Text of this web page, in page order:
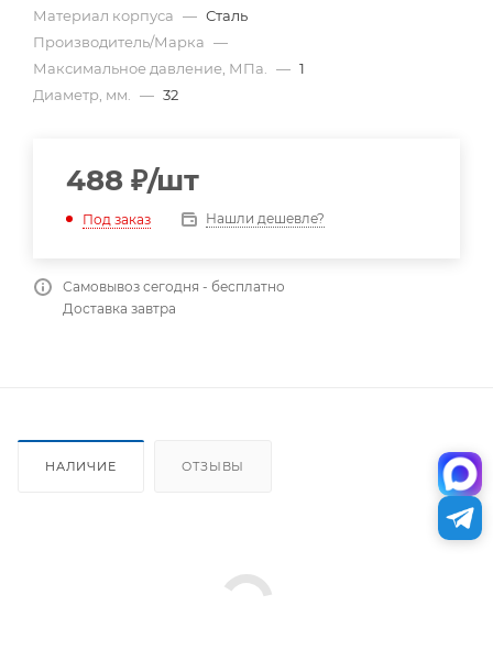
Материал корпуса — Сталь
Производитель/Марка —
Максимальное давление, МПа. — 1
Диаметр, мм. — 32
488 ₽/шт
Под заказ Нашли дешевле?
Самовывоз сегодня - бесплатно
Доставка завтра
НАЛИЧИЕ ОТЗЫВЫ